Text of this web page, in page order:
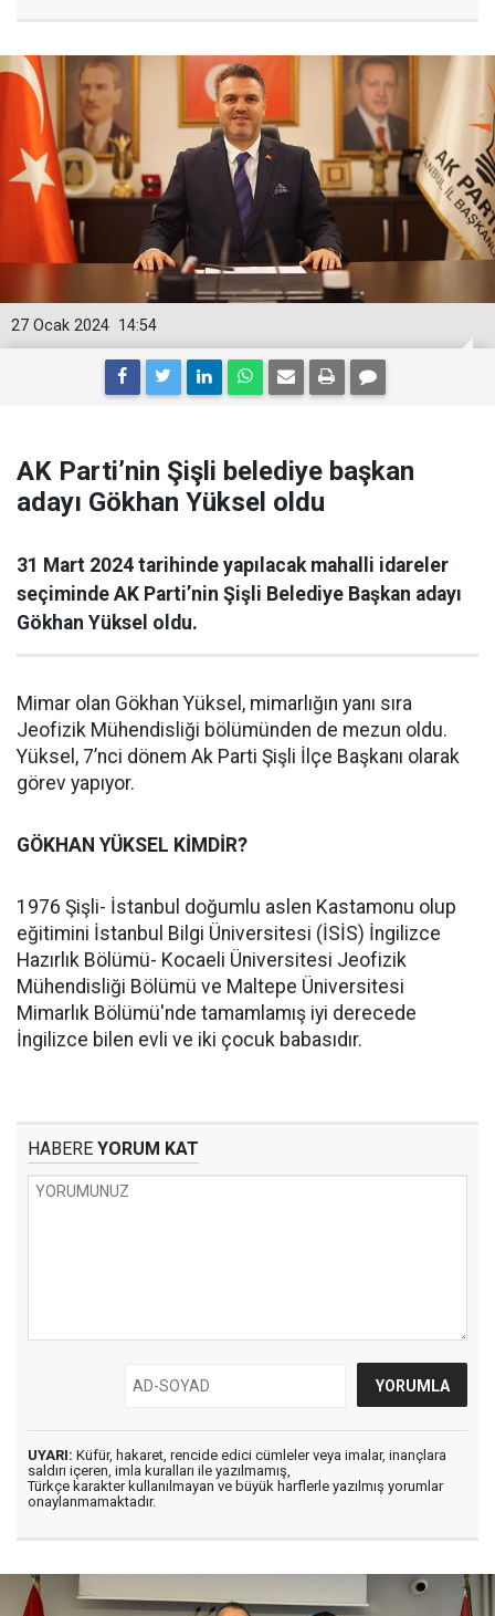
14:54
27 Ocak 2024
AK Parti’nin Şişli belediye başkan
adayı Gökhan Yüksel oldu
31 Mart 2024 tarihinde yapılacak mahalli idareler
seçiminde AK Parti’nin Şişli Belediye Başkan adayı
Gökhan Yüksel oldu.
Mimar olan Gökhan Yüksel, mimarlığın yanı sıra
Jeofizik Mühendisliği bölümünden de mezun oldu.
Yüksel, 7’nci dönem Ak Parti Şişli İlçe Başkanı olarak
görev yapıyor.
GÖKHAN YÜKSEL KİMDİR?
1976 Şişli- İstanbul doğumlu aslen Kastamonu olup
eğitimini İstanbul Bilgi Üniversitesi (İSİS) İngilizce
Hazırlık Bölümü- Kocaeli Üniversitesi Jeofizik
Mühendisliği Bölümü ve Maltepe Üniversitesi
Mimarlık Bölümü'nde tamamlamış iyi derecede
İngilizce bilen evli ve iki çocuk babasıdır.
HABERE YORUM KAT
UYARI: Küfür, hakaret, rencide edici cümleler veya imalar, inançlara
saldırı içeren, imla kuralları ile yazılmamış,
Türkçe karakter kullanılmayan ve büyük harflerle yazılmış yorumlar
onaylanmamaktadır.